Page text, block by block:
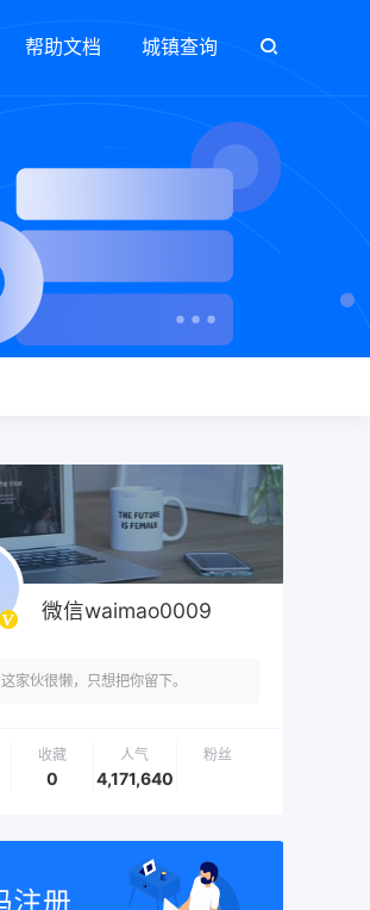
帮助文档 城镇查询
微信waimao0009
这家伙很懒，只想把你留下。
收藏
0
人气
4,171,640
粉丝